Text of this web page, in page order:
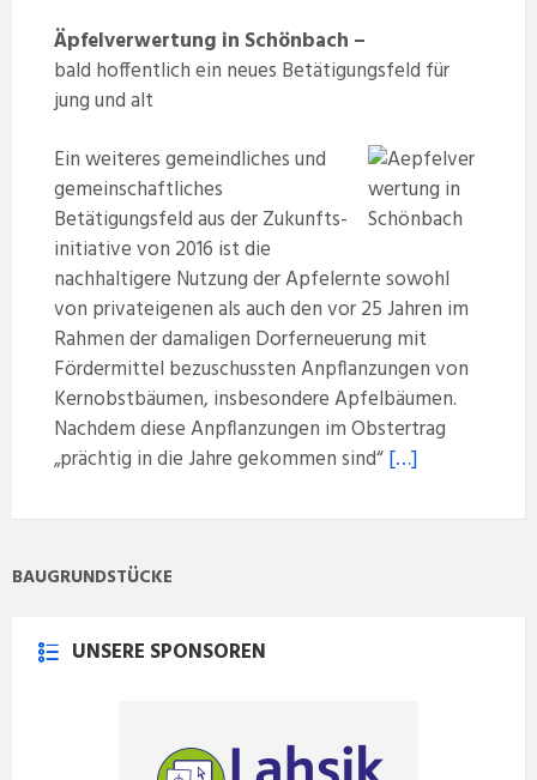
Äpfelverwertung in Schönbach –
bald hoffentlich ein neues Betätigungsfeld für
jung und alt
Ein weiteres gemeindliches und
gemeinschaftliches
Betätigungsfeld aus der Zukunfts-
initiative von 2016 ist die
nachhaltigere Nutzung der Apfelernte sowohl
von privateigenen als auch den vor 25 Jahren im
Rahmen der damaligen Dorferneuerung mit
Fördermittel bezuschussten Anpflanzungen von
Kernobstbäumen, insbesondere Apfelbäumen.
Nachdem diese Anpflanzungen im Obstertrag
„prächtig in die Jahre gekommen sind“[…]
BAUGRUNDSTÜCKE
UNSERE SPONSOREN